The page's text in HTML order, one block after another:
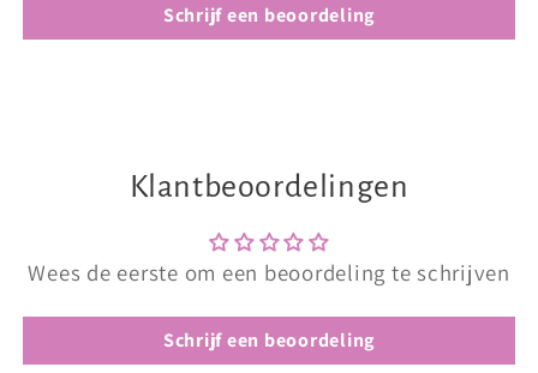
Schrijf een beoordeling
Klantbeoordelingen
Wees de eerste om een beoordeling te schrijven
Schrijf een beoordeling